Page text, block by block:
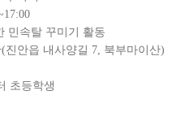
민속탈 꾸미기 활동
안읍 내사양길 7, 북부마이산)
초등학생